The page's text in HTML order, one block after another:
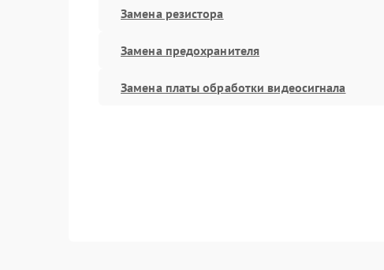
Замена резистора
Замена предохранителя
Замена платы обработки видеосигнала